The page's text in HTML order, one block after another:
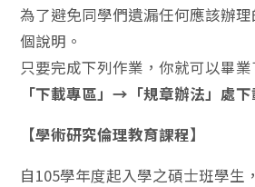
為了避免同學們遺漏任何應該辦
個說明。
只要完成下列作業，你就可以畢
「下載專區」→「規章辦法」處下
【學術研究倫理教育課程】
自105學年度起入學之碩士班學生